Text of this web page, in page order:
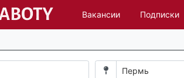
Вакансии Подписки
Пермь